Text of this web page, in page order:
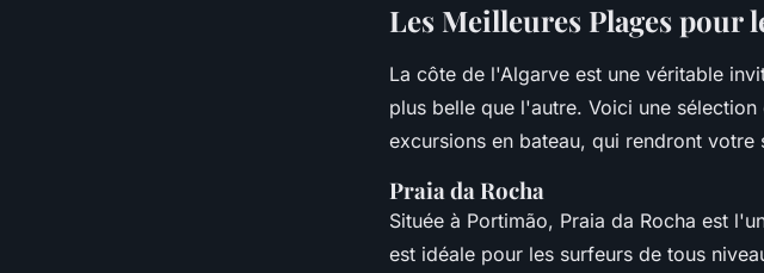
Les Meilleures Plages pour
La côte de l'Algarve est une véritable
plus belle que l'autre. Voici une
excursions en bateau, qui rendront votre
Praia da Rocha
Située à Portimão, Praia da Rocha est
est idéale pour les surfeurs de tous